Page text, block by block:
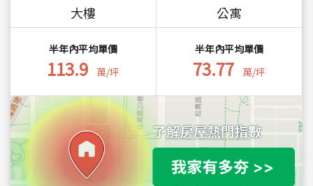
大樓
半年內平均單價
113.9 萬/坪
公寓
半年內平均單價
73.77 萬/坪